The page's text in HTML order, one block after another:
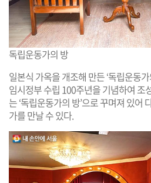
독립운동가의 방
일본식 가옥을 개조해 만든 ‘독립운동
임시정부 수립 100주년을 기념하여 조
는 ‘독립운동가의 방’으로 꾸며져 있어
가를 만날 수 있다.